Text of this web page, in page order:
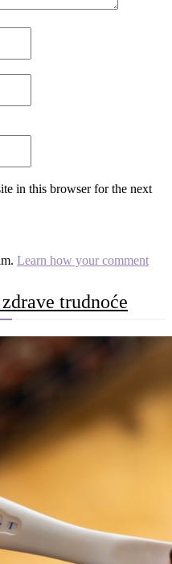
obavezno)
in this browser for the next
Learn how your comment
trudnoće